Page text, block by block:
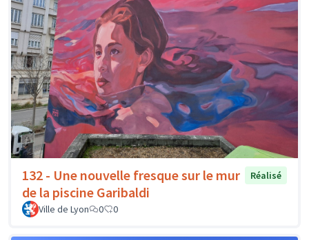
132 - Une nouvelle fresque sur le mur
de la piscine Garibaldi
Réalisé
Ville de Lyon 0 0